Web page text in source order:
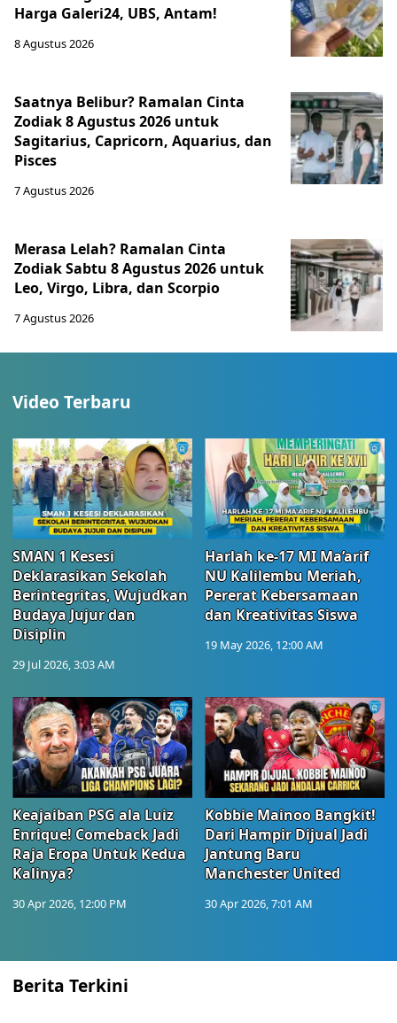
Harga Galeri24, UBS, Antam!
8 Agustus 2026
Saatnya Belibur? Ramalan Cinta
Zodiak 8 Agustus 2026 untuk
Sagitarius, Capricorn, Aquarius, dan
Pisces
7 Agustus 2026
Merasa Lelah? Ramalan Cinta
Zodiak Sabtu 8 Agustus 2026 untuk
Leo, Virgo, Libra, dan Scorpio
7 Agustus 2026
Video Terbaru
SMAN 1 Kesesi
Deklarasikan Sekolah
Berintegritas, Wujudkan
Budaya Jujur dan
Disiplin
29 Jul 2026, 3:03 AM
Harlah ke-17 MI Ma’arif
NU Kalilembu Meriah,
Pererat Kebersamaan
dan Kreativitas Siswa
19 May 2026, 12:00 AM
Keajaiban PSG ala Luiz
Enrique! Comeback Jadi
Raja Eropa Untuk Kedua
Kalinya?
30 Apr 2026, 12:00 PM
Kobbie Mainoo Bangkit!
Dari Hampir Dijual Jadi
Jantung Baru
Manchester United
30 Apr 2026, 7:01 AM
Berita Terkini